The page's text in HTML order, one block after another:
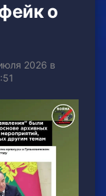
о
2026 в